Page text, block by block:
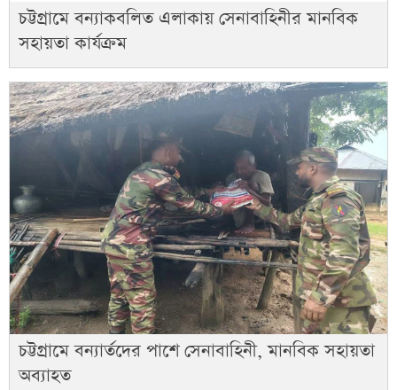
চট্টগ্রামে বন্যাকবলিত এলাকায় সেনাবাহিনীর মানবিক
সহায়তা কার্যক্রম
চট্টগ্রামে বন্যার্তদের পাশে সেনাবাহিনী, মানবিক সহায়তা
অব্যাহত